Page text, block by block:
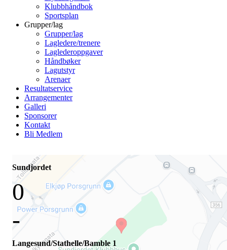
Klubbhåndbok
Sportsplan
Grupper/lag
Grupper/lag
Lagledere/trenere
Laglederoppgaver
Håndbøker
Lagutstyr
Arenaer
Resultatservice
Arrangementer
Galleri
Sponsorer
Kontakt
Bli Medlem
Sundjordet
0
-
Langesund/Stathelle/Bamble 1